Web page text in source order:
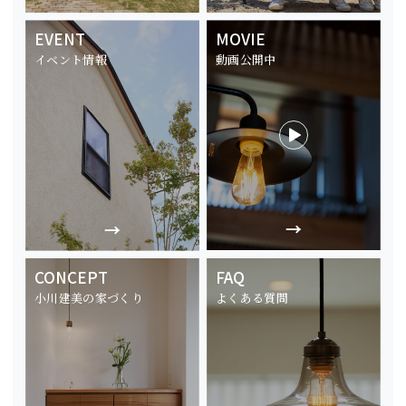
EVENT
イベント情報
MOVIE
動画公開中
CONCEPT
小川建美の家づくり
FAQ
よくある質問